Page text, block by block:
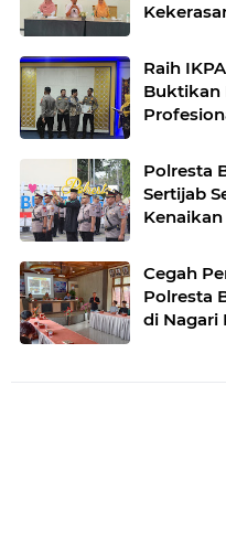
Raih
Buktikan
Polresta
Sertijab
Cegah
Polresta
di Nagari